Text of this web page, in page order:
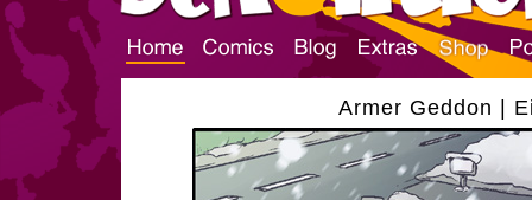
Armer Geddon |